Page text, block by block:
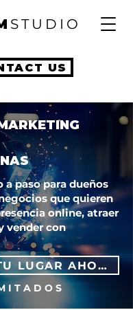
US
STUDIO
a paso para dueños
que quieren
online, atraer
vender con
RESERVA TU LUGAR AHORA
I T A D O S